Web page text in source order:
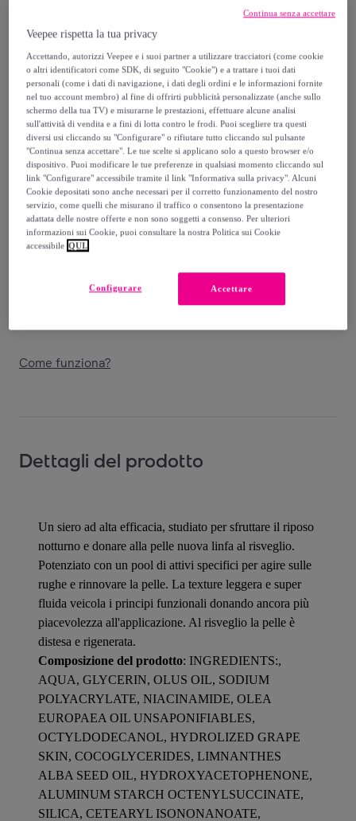
Linfa di Vite - Il Fluido sublime - Siero viso
notte
Modello: Linfa di Vite - Il Fluido sublime -
Siero viso notte
50,00 €
Venduto daBottega Verde S.R.L.
Consegna
Come funziona?
Dettagli del prodotto
Un siero ad alta efficacia, studiato per sfruttare il riposo
notturno e donare alla pelle nuova linfa al risveglio.
Potenziato con un pool di attivi specifici per agire sulle
rughe e rinnovare la pelle. La texture leggera e super
fluida veicola i principi funzionali donando ancora più
piacevolezza all'applicazione. Al risveglio la pelle è
distesa e rigenerata.
Composizione del prodotto: INGREDIENTS:,
AQUA, GLYCERIN, OLUS OIL, SODIUM
POLYACRYLATE, NIACINAMIDE, OLEA
EUROPAEA OIL UNSAPONIFIABLES,
OCTYLDODECANOL, HYDROLIZED GRAPE
SKIN, COCOGLYCERIDES, LIMNANTHES
ALBA SEED OIL, HYDROXYACETOPHENONE,
ALUMINUM STARCH OCTENYLSUCCINATE,
SILICA, CETEARYL ISONONANOATE,
Veepee rispetta la tua privacy
Accettando, autorizzi Veepee e i suoi partner a utilizzare tracciatori (come cookie
o altri identificatori come SDK, di seguito "Cookie") e a trattare i tuoi dati
personali (come i dati di navigazione, i dati degli ordini e le informazioni fornite
nel tuo account membro) al fine di offrirti pubblicità personalizzate (anche sullo
schermo della tua TV) e misurarne le prestazioni, effettuare alcune analisi
sull'attività di vendita e a fini di lotta contro le frodi. Puoi scegliere tra questi
diversi usi cliccando su "Configurare" o rifiutare tutto cliccando sul pulsante
"Continua senza accettare". Le tue scelte si applicano solo a questo browser e/o
dispositivo. Puoi modificare le tue preferenze in qualsiasi momento cliccando sul
link "Configurare" accessibile tramite il link "Informativa sulla privacy". Alcuni
Cookie depositati sono anche necessari per il corretto funzionamento del nostro
servizio, come quelli che misurano il traffico o consentono la presentazione
adattata delle nostre offerte e non sono soggetti a consenso. Per ulteriori
informazioni sui Cookie, puoi consultare la nostra Politica sui Cookie
accessibile QUI.
Accettare
Configurare
Continua senza accettare